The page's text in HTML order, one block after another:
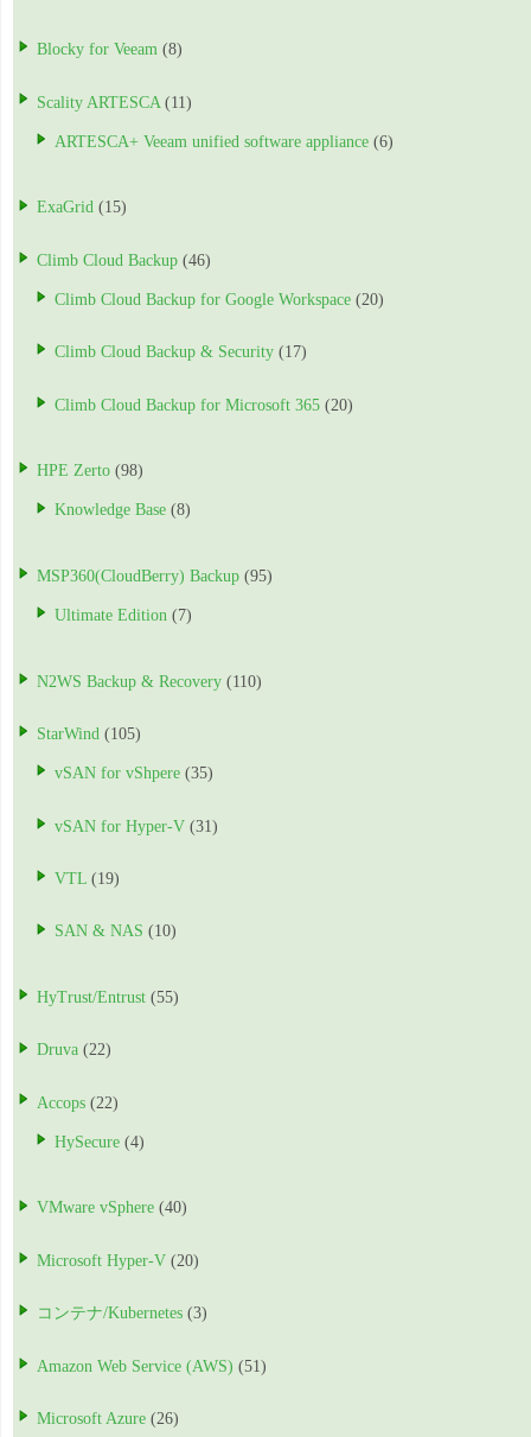
Blocky for Veeam (8)
Scality ARTESCA (11)
ARTESCA+ Veeam unified software appliance (6)
ExaGrid (15)
Climb Cloud Backup (46)
Climb Cloud Backup for Google Workspace (20)
Climb Cloud Backup & Security (17)
Climb Cloud Backup for Microsoft 365 (20)
HPE Zerto (98)
Knowledge Base (8)
MSP360(CloudBerry) Backup (95)
Ultimate Edition (7)
N2WS Backup & Recovery (110)
StarWind (105)
vSAN for vShpere (35)
vSAN for Hyper-V (31)
VTL (19)
SAN & NAS (10)
HyTrust/Entrust (55)
Druva (22)
Accops (22)
HySecure (4)
VMware vSphere (40)
Microsoft Hyper-V (20)
コンテナ/Kubernetes (3)
Amazon Web Service (AWS) (51)
Microsoft Azure (26)